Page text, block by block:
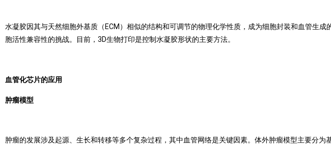
水凝胶因其与天然细胞外基质（ECM）相似的结构和可调节的物理化学性质，成为细胞封装和血管生
胞活性兼容性的挑战。目前，3D生物打印是控制水凝胶形状的主要方法。
血管化芯片的应用
肿瘤模型
肿瘤的发展涉及起源、生长和转移等多个复杂过程，其中血管网络是关键因素。体外肿瘤模型主要分